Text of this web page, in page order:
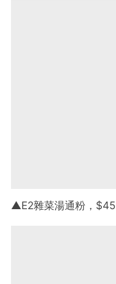
▲E2雜菜湯通粉，$45